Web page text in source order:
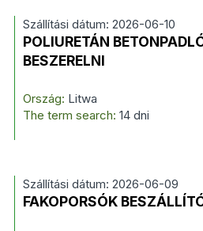
Szállítási dátum: 2026-06-10
POLIURETÁN
BESZERELNI
Ország: Litwa
The term search: 14 dni
Szállítási dátum: 2026-06-09
FAKOPORSÓK